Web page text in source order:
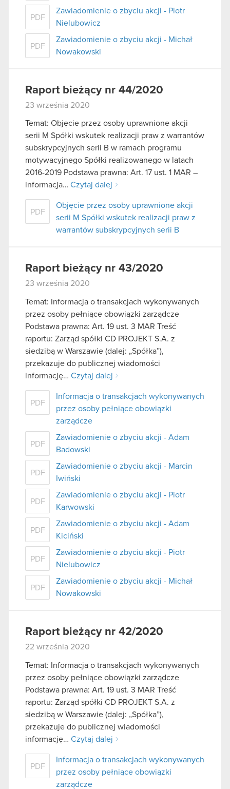
PDF
Zawiadomienie o zbyciu akcji - Piotr
Nielubowicz
PDF
Zawiadomienie o zbyciu akcji - Michał
Nowakowski
Raport bieżący nr 44/2020
23 września 2020
Temat: Objęcie przez osoby uprawnione akcji
serii M Spółki wskutek realizacji praw z warrantów
subskrypcyjnych serii B w ramach programu
motywacyjnego Spółki realizowanego w latach
2016-2019 Podstawa prawna: Art. 17 ust. 1 MAR –
informacja… Czytaj dalej
PDF
Objęcie przez osoby uprawnione akcji
serii M Spółki wskutek realizacji praw z
warrantów subskrypcyjnych serii B
Raport bieżący nr 43/2020
23 września 2020
Temat: Informacja o transakcjach wykonywanych
przez osoby pełniące obowiązki zarządcze
Podstawa prawna: Art. 19 ust. 3 MAR Treść
raportu: Zarząd spółki CD PROJEKT S.A. z
siedzibą w Warszawie (dalej: „Spółka”),
przekazuje do publicznej wiadomości
informację… Czytaj dalej
PDF
Informacja o transakcjach wykonywanych
przez osoby pełniące obowiązki
zarządcze
PDF
Zawiadomienie o zbyciu akcji - Adam
Badowski
PDF
Zawiadomienie o zbyciu akcji - Marcin
Iwiński
PDF
Zawiadomienie o zbyciu akcji - Piotr
Karwowski
PDF
Zawiadomienie o zbyciu akcji - Adam
Kiciński
PDF
Zawiadomienie o zbyciu akcji - Piotr
Nielubowicz
PDF
Zawiadomienie o zbyciu akcji - Michał
Nowakowski
Raport bieżący nr 42/2020
22 września 2020
Temat: Informacja o transakcjach wykonywanych
przez osoby pełniące obowiązki zarządcze
Podstawa prawna: Art. 19 ust. 3 MAR Treść
raportu: Zarząd spółki CD PROJEKT S.A. z
siedzibą w Warszawie (dalej: „Spółka”),
przekazuje do publicznej wiadomości
informację… Czytaj dalej
PDF
Informacja o transakcjach wykonywanych
przez osoby pełniące obowiązki
zarządcze